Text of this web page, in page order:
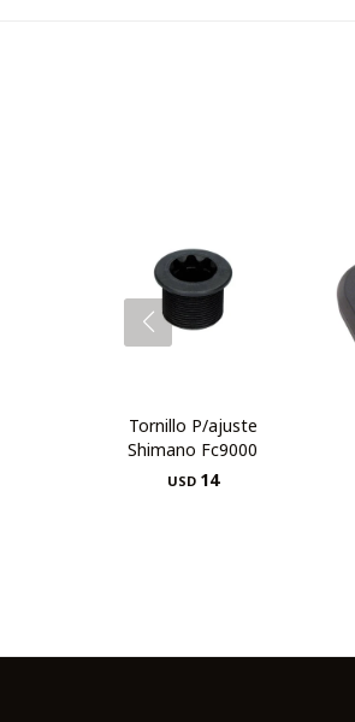
Tornillo P/ajuste
Shimano Fc9000
USD 14